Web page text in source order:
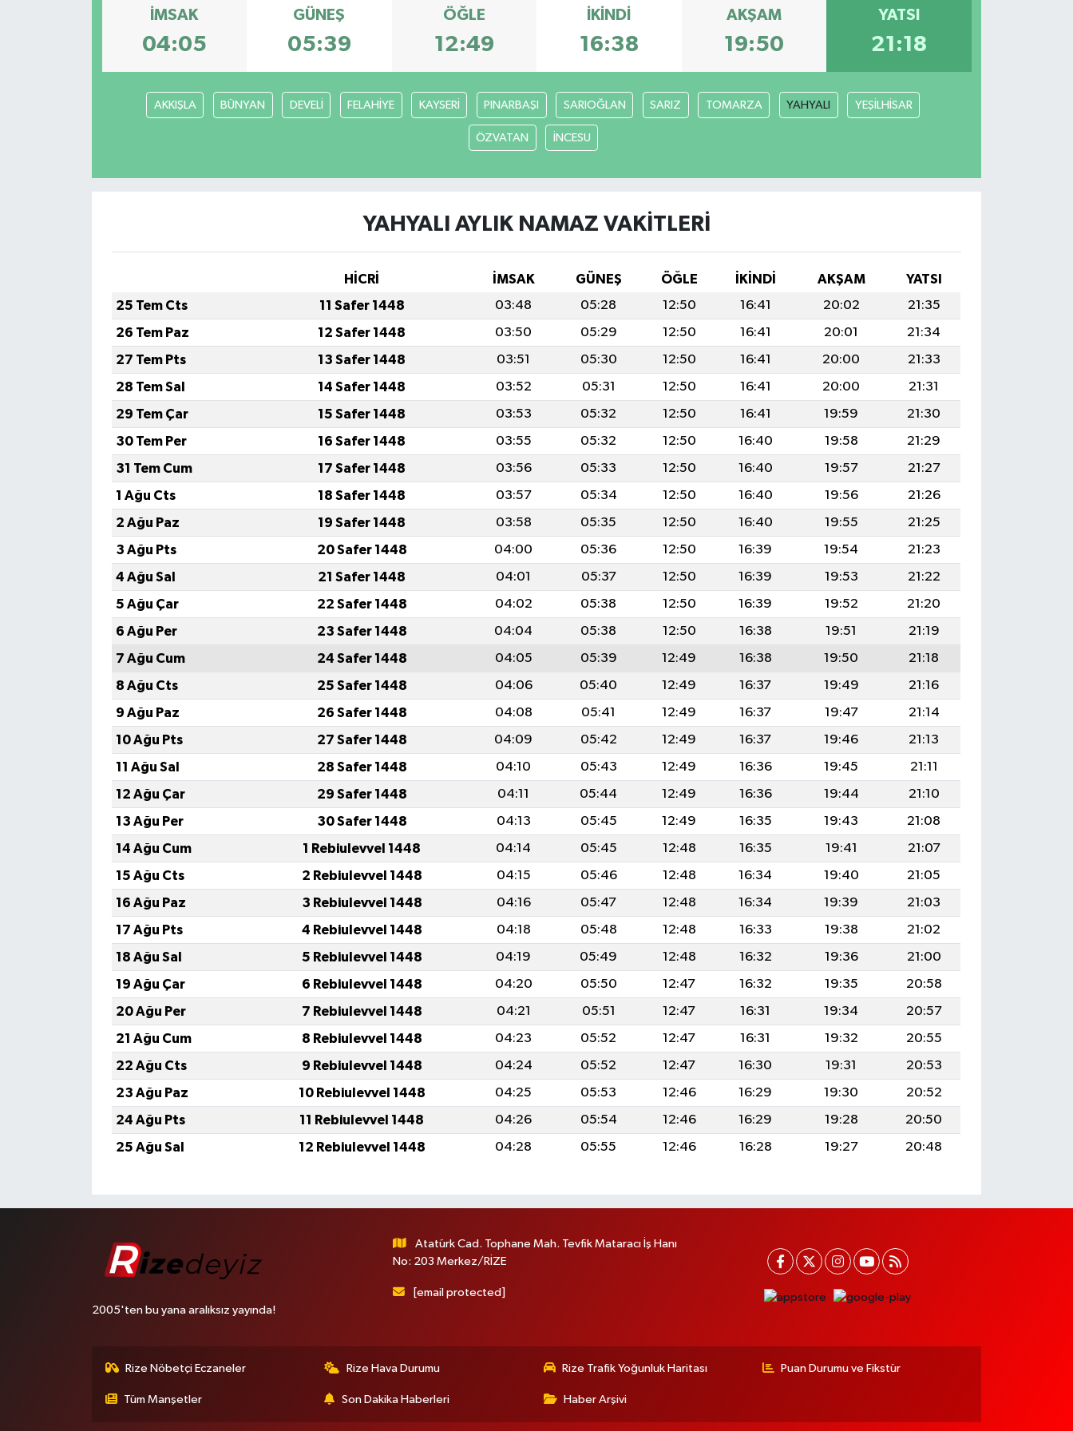
İMSAK
04:05
GÜNEŞ
05:39
ÖĞLE
12:49
İKINDI
16:38
AKŞAM
19:50
YATSI
21:18
AKKIŞLA BÜNYAN DEVELİ FELAHİYE KAYSERİ PINARBAŞI SARIOĞLAN SARIZ TOMARZA YAHYALI YEŞİLHİSAR
ÖZVATAN İNCESU
YAHYALI AYLIK NAMAZ VAKITLERI
HİCRİ İMSAK GÜNEŞ ÖĞLE İKINDI AKŞAM
YATSI
25 Tem Cts
11 Safer 1448 03:48 05:28 12:50 16:41 20:02
21:35
26 Tem Paz
12 Safer 1448 03:50 05:29 12:50 16:41 20:01
21:34
27 Tem Pts
13 Safer 1448 03:51 05:30 12:50 16:41 20:00
21:33
28 Tem Sal
14 Safer 1448 03:52 05:31 12:50 16:41 20:00
21:31
29 Tem Çar
15 Safer 1448 03:53 05:32 12:50 16:41 19:59
21:30
30 Tem Per
16 Safer 1448 03:55 05:32 12:50 16:40 19:58
21:29
31 Tem Cum
17 Safer 1448 03:56 05:33 12:50 16:40 19:57
21:27
1 Ağu Cts
18 Safer 1448 03:57 05:34 12:50 16:40 19:56
21:26
2 Ağu Paz
19 Safer 1448 03:58 05:35 12:50 16:40 19:55
21:25
3 Ağu Pts
20 Safer 1448 04:00 05:36 12:50 16:39 19:54
21:23
4 Ağu Sal
21 Safer 1448 04:01 05:37 12:50 16:39 19:53
21:22
5 Ağu Çar
22 Safer 1448 04:02 05:38 12:50 16:39 19:52
21:20
6 Ağu Per
23 Safer 1448 04:04 05:38 12:50 16:38 19:51
21:19
7 Ağu Cum
24 Safer 1448 04:05 05:39 12:49 16:38 19:50
21:18
8 Ağu Cts
25 Safer 1448 04:06 05:40 12:49 16:37 19:49
21:16
9 Ağu Paz
26 Safer 1448 04:08 05:41 12:49 16:37 19:47
21:14
10 Ağu Pts
27 Safer 1448 04:09 05:42 12:49 16:37 19:46
21:13
11 Ağu Sal
28 Safer 1448 04:10 05:43 12:49 16:36 19:45
21:11
12 Ağu Çar
29 Safer 1448 04:11 05:44 12:49 16:36 19:44
21:10
13 Ağu Per
30 Safer 1448 04:13 05:45 12:49 16:35 19:43
21:08
14 Ağu Cum
1 Rebiulevvel 1448 04:14 05:45 12:48 16:35 19:41
21:07
15 Ağu Cts
2 Rebiulevvel 1448 04:15 05:46 12:48 16:34 19:40
21:05
16 Ağu Paz
3 Rebiulevvel 1448 04:16 05:47 12:48 16:34 19:39
21:03
17 Ağu Pts
4 Rebiulevvel 1448 04:18 05:48 12:48 16:33 19:38
21:02
18 Ağu Sal
5 Rebiulevvel 1448 04:19 05:49 12:48 16:32 19:36
21:00
19 Ağu Çar
6 Rebiulevvel 1448 04:20 05:50 12:47 16:32 19:35
20:58
20 Ağu Per
7 Rebiulevvel 1448 04:21 05:51 12:47 16:31 19:34
20:57
21 Ağu Cum
8 Rebiulevvel 1448 04:23 05:52 12:47 16:31 19:32
20:55
22 Ağu Cts
9 Rebiulevvel 1448 04:24 05:52 12:47 16:30 19:31
20:53
23 Ağu Paz
10 Rebiulevvel 1448 04:25 05:53 12:46 16:29 19:30
20:52
24 Ağu Pts
11 Rebiulevvel 1448 04:26 05:54 12:46 16:29 19:28
20:50
25 Ağu Sal
12 Rebiulevvel 1448 04:28 05:55 12:46 16:28 19:27 20:48
2005'ten bu yana aralıksız yayında!
Atatürk Cad. Tophane Mah. Tevfik Mataracı İş Hanı
No: 203 Merkez/RİZE
[email protected]
Rize Nöbetçi Eczaneler Rize Hava Durumu Rize Trafik Yoğunluk Haritası Puan Durumu ve Fikstür
Tüm Manşetler Son Dakika Haberleri Haber Arşivi